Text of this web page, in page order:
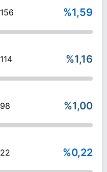
156 %1,59
114 %1,16
98 %1,00
22 %0,22